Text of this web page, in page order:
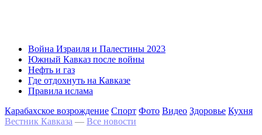
Война Израиля и Палестины 2023
Южный Кавказ после войны
Нефть и газ
Где отдохнуть на Кавказе
Правила ислама
Карабахское возрождение Спорт Фото Видео Здоровье Кухня
Вестник Кавказа — Все новости